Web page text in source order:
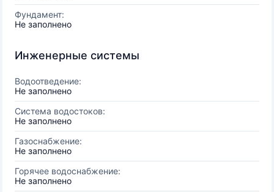
Фундамент:
Не заполнено
Инженерные системы
Водоотведение:
Не заполнено
Система водостоков:
Не заполнено
Газоснабжение:
Не заполнено
Горячее водоснабжение:
Не заполнено